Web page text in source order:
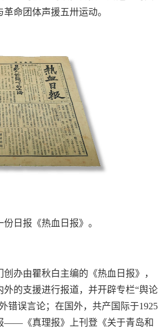
命团体声援五卅运动。
日报《热血日报》。
办由瞿秋白主编的《热血日报》，
外的支援进行报道，并开辟专栏“舆论
错误言论；在国外，共产国际于1925
——《真理报》上刊登《关于青岛和